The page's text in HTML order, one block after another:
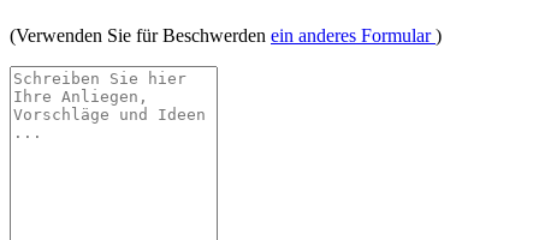
(Verwenden Sie für Beschwerden ein anderes Formular)